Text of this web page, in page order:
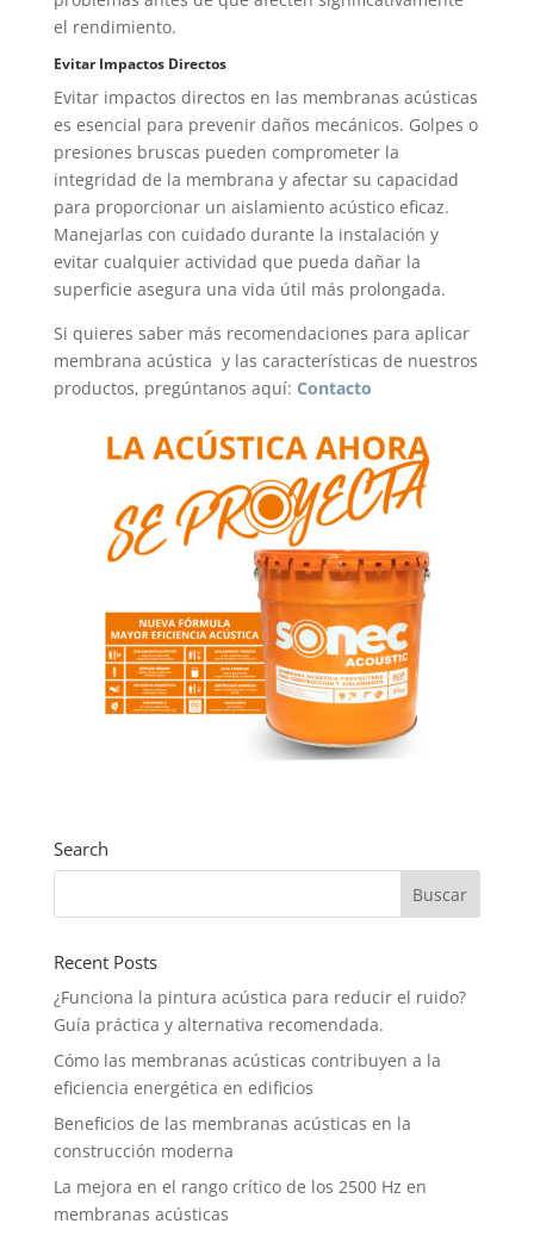
el rendimiento.
Evitar Impactos Directos
Evitar impactos directos en las membranas acústicas
es esencial para prevenir daños mecánicos. Golpes o
presiones bruscas pueden comprometer la
integridad de la membrana y afectar su capacidad
para proporcionar un aislamiento acústico eficaz.
Manejarlas con cuidado durante la instalación y
evitar cualquier actividad que pueda dañar la
superficie asegura una vida útil más prolongada.
Si quieres saber más recomendaciones para aplicar
membrana acústica y las características de nuestros
productos, pregúntanos aquí: Contacto
Search
Recent Posts
¿Funciona la pintura acústica para reducir el ruido?
Guía práctica y alternativa recomendada.
Cómo las membranas acústicas contribuyen a la
eficiencia energética en edificios
Beneficios de las membranas acústicas en la
construcción moderna
La mejora en el rango crítico de los 2500 Hz en
membranas acústicas